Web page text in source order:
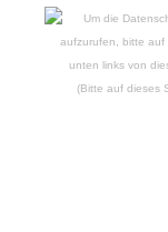
(Bitte auf dieses